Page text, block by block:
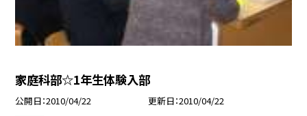
家庭科部☆1年生体験入部
公開日 2010/04/22 更新日 2010/04/22